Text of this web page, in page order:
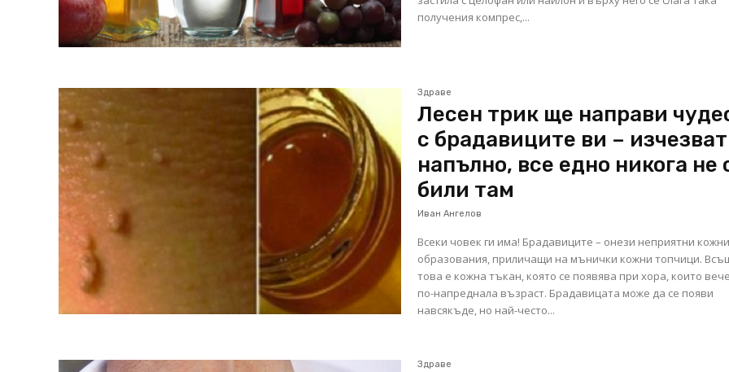
получения компрес,...
Здраве
Лесен трик ще направи
с брадавиците ви – изчезват
напълно, все едно никога не
били там
Иван Ангелов
Всеки човек ги има! Брадавиците – онези неприятни кожни
образования, приличащи на мънички кожни топчици.
това е кожна тъкан, която се появява при хора, които
по-напреднала възраст. Брадавицата може да се появи
навсякъде, но най-често...
Здраве